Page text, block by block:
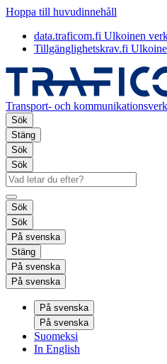
Hoppa till huvudinnehåll
data.traficom.fi Ulkoinen
Tillgänglighetskrav.fi
Transport- och
Sök
Stäng
Sök
Sök
Sök
Sök
På svenska
Stäng
På svenska
På svenska
På svenska
På svenska
Suomeksi
In English